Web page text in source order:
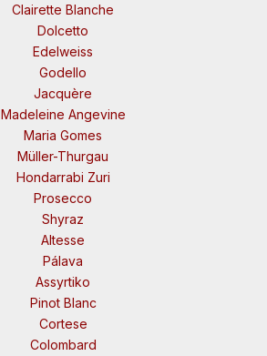
Clairette Blanche
Dolcetto
Edelweiss
Godello
Jacquère
Madeleine Angevine
Maria Gomes
Müller-Thurgau
Hondarrabi Zuri
Prosecco
Shyraz
Altesse
Pálava
Assyrtiko
Pinot Blanc
Cortese
Colombard